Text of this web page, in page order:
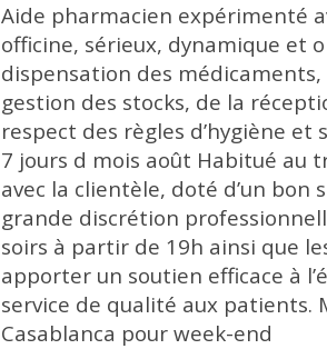
Aide pharmacien expérimenté
officine, sérieux, dynamique et
dispensation des
gestion des stocks, de la
respect des règles d’hygiène
7 jours d mois août Habitué au
avec la clientèle, doté d’un bon
grande discrétion
soirs à partir de 19h ainsi que
apporter un soutien efficace à
service de qualité aux patients.
Casablanca pour week-end